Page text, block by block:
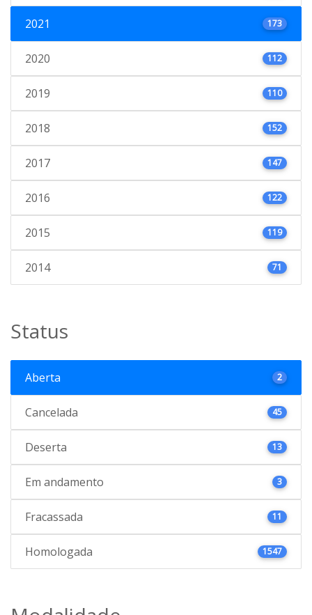
2021 173
2020 112
2019 110
2018 152
2017 147
2016 122
2015 119
2014 71
Status
Aberta 2
Cancelada 45
Deserta 13
Em andamento 3
Fracassada 11
Homologada 1547